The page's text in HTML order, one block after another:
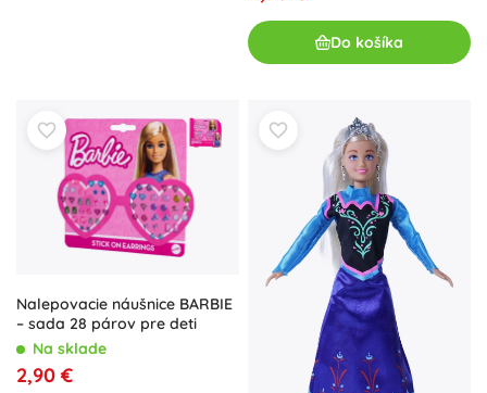
Do košíka
Nalepovacie náušnice BARBIE
– sada 28 párov pre deti
Na sklade
2,90 €